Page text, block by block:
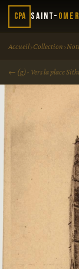
CPA Saint- Omer
Accueil›Collection ›
← (g)- Vers la place